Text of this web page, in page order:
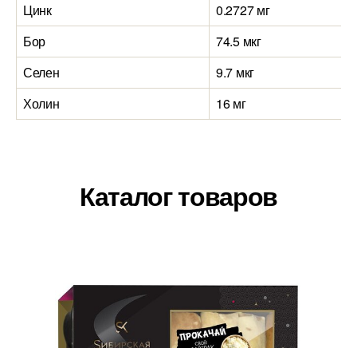
Цинк
0.2727 мг
Бор
74.5 мкг
Селен
9.7 мкг
Холин
16 мг
Каталог товаров